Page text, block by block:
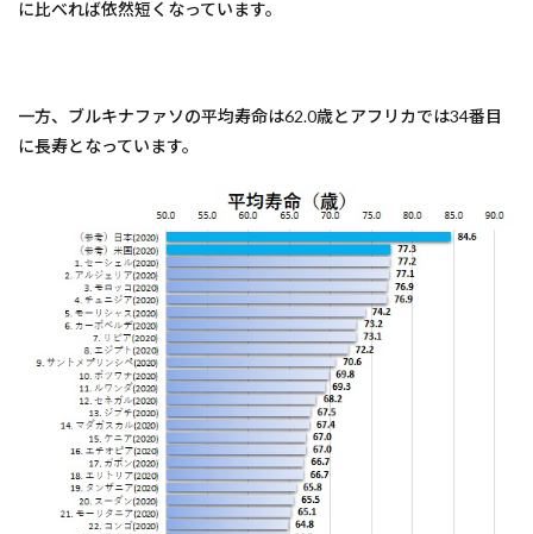
に比べれば依然短くなっています。
一方、ブルキナファソの平均寿命は62.0歳とアフリカでは34番目
に長寿となっています。